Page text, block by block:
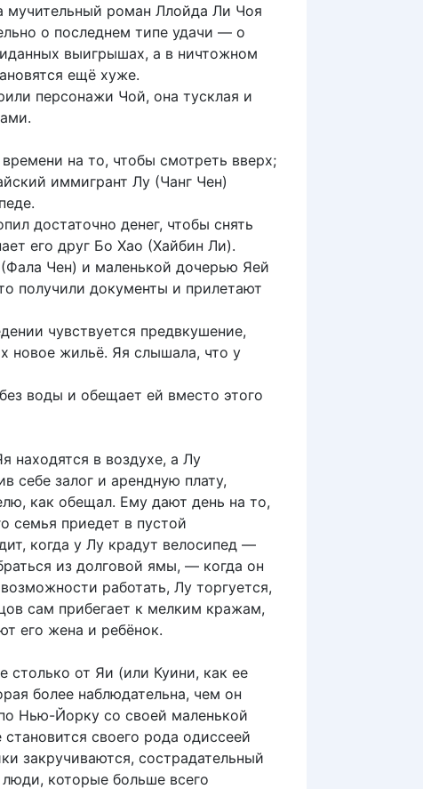
роман Ллойда Ли Чоя
о последнем типе удачи — о
выигрышах, а в ничтожном
ещё хуже.
персонажи Чой, она тусклая и
на то, чтобы смотреть вверх;
иммигрант Лу (Чанг Чен)
достаточно денег, чтобы снять
его друг Бо Хао (Хайбин Ли).
Чен) и маленькой дочерью Яей
получили документы и прилетают
чувствуется предвкушение,
новое жильё. Яя слышала, что у
воды и обещает ей вместо этого
находятся в воздухе, а Лу
себе залог и арендную плату,
как обещал. Ему дают день на то,
семья приедет в пустой
когда у Лу крадут велосипед —
из долговой ямы, — когда он
работать, Лу торгуется,
сам прибегает к мелким кражам,
его жена и ребёнок.
столько от Яи (или Куини, как ее
более наблюдательна, чем он
Нью-Йорку со своей маленькой
своего рода одиссеей
закручиваются, сострадательный
которые больше всего